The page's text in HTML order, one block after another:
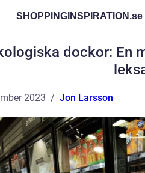
SHOPPINGINSPIRATION.se
dockor: En
2023 Jon Larsson